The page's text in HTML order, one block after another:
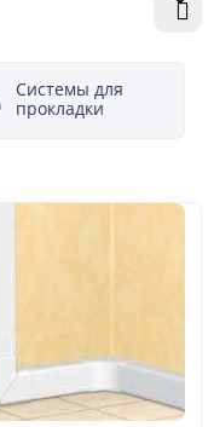
Системы для
прокладки